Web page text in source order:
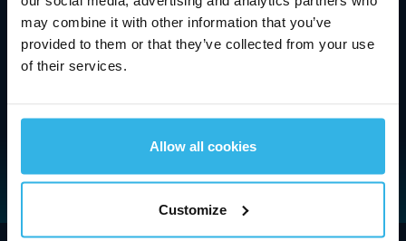
may combine it with other information that you’ve
provided to them or that they’ve collected from your use
of their services.
Allow all cookies
Customize
もっと見る